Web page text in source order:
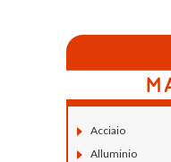
Acciaio
Alluminio